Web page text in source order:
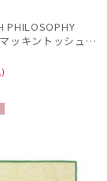
PHILOSOPHY
【スカーフ】マッキントッシュ フィロソフィー (MACKINTOSH PHILOSOPHY) コットンスカーフ 65cm×65cm プレゼント